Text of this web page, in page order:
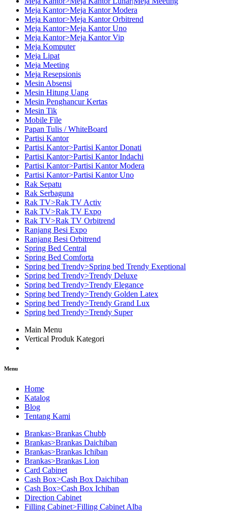
Meja Kantor>Meja Kantor Modera
Meja Kantor>Meja Kantor Orbitrend
Meja Kantor>Meja Kantor Uno
Meja Kantor>Meja Kantor Vip
Meja Komputer
Meja Lipat
Meja Meeting
Meja Resepsionis
Mesin Absensi
Mesin Hitung Uang
Mesin Penghancur Kertas
Mesin Tik
Mobile File
Papan Tulis / WhiteBoard
Partisi Kantor
Partisi Kantor>Partisi Kantor Donati
Partisi Kantor>Partisi Kantor Indachi
Partisi Kantor>Partisi Kantor Modera
Partisi Kantor>Partisi Kantor Uno
Rak Sepatu
Rak Serbaguna
Rak TV>Rak TV Activ
Rak TV>Rak TV Expo
Rak TV>Rak TV Orbitrend
Ranjang Besi Expo
Ranjang Besi Orbitrend
Spring Bed Central
Spring Bed Comforta
Spring bed Trendy>Spring bed Trendy Exeptional
Spring bed Trendy>Trendy Deluxe
Spring bed Trendy>Trendy Elegance
Spring bed Trendy>Trendy Golden Latex
Spring bed Trendy>Trendy Grand Lux
Spring bed Trendy>Trendy Super
Main Menu
Vertical Produk Kategori
Menu
Home
Katalog
Blog
Tentang Kami
Brankas>Brankas Chubb
Brankas>Brankas Daichiban
Brankas>Brankas Ichiban
Brankas>Brankas Lion
Card Cabinet
Cash Box>Cash Box Daichiban
Cash Box>Cash Box Ichiban
Direction Cabinet
Filling Cabinet>Filling Cabinet Alba